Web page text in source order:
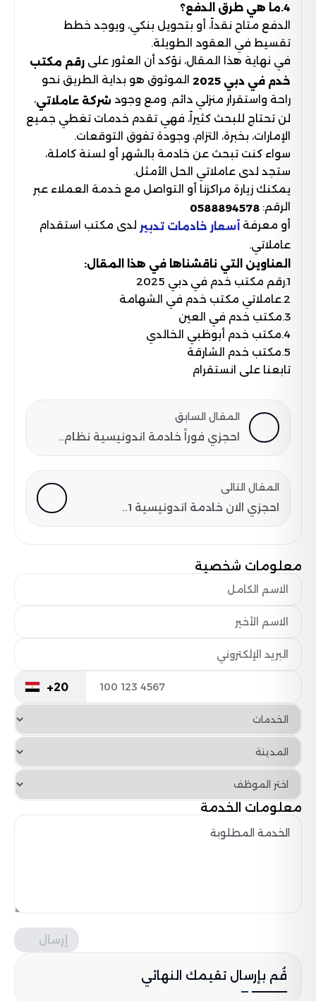
4.ما هي طرق الدفع؟
الدفع متاح نقداً، أو بتحويل بنكي، ويوجد خطط
تقسيط في العقود الطويلة.
في نهاية هذا المقال، نؤكد أن العثور على رقم مكتب
خدم في دبي 2025
الموثوق هو بداية الطريق نحو
راحة واستقرار منزلي دائم. ومع وجود شركة عاملاتي،
لن تحتاج للبحث كثيراً، فهي تقدم خدمات تغطي جميع
الإمارات، بخبرة، التزام، وجودة تفوق التوقعات.
سواء كنت تبحث عن خادمة بالشهر أو لسنة كاملة،
ستجد لدى عاملاتي الحل الأمثل.
يمكنك زيارة مراكزنا أو التواصل مع خدمة العملاء عبر
الرقم: 0588894578
أو معرفة أسعار خادمات تدبير لدى مكتب استقدام
عاملاتي.
العناوين التي ناقشناها في هذا المقال:
1.رقم مكتب خدم في دبي 2025
2.عاملاتي مكتب خدم في الشهامة
3.مكتب خدم في العين
4.مكتب خدم أبوظبي الخالدي
5.مكتب خدم الشارقة
تابعنا على انستقرام
المقال السابق
احجزي فوراً خادمة اندونيسية نظام..
المقال التالى
احجزي الان خادمة اندونيسية 1..
معلومات شخصية
+20
معلومات الخدمة
إرسال
قُم بإرسال تقيمك النهائي